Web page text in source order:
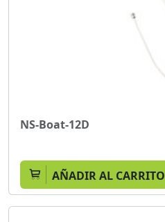
NS-Boat-12D
AÑADIR AL CARRITO